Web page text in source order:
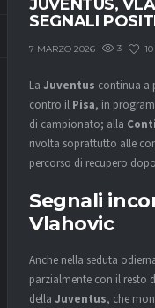
JUVENTUS,
SEGNALI
7 MARZO 2026 3 10
La Juventus continua a
contro il Pisa, in
di campionato; alla
rivolta soprattutto alle
percorso di recupero
Segnali
Vlahovic
Anche nella seduta
parzialmente con il resto
della Juventus, che